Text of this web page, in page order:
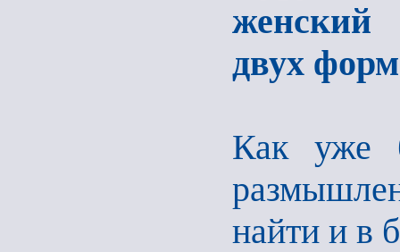
женский
двух
Как уже
найти и в